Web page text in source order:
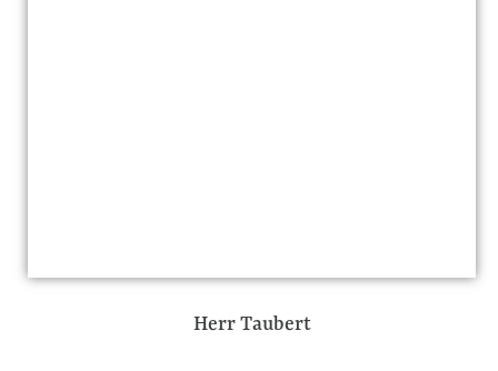
Herr Taubert